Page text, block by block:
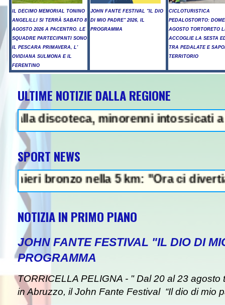
IL DECIMO MEMORIAL TONINO
ANGELILLI SI TERRÀ SABATO 8
AGOSTO 2026 A PACENTRO. LE
SQUADRE PARTECIPANTI SONO
IL PESCARA PRIMAVERA, L'
OVIDIANA SULMONA E IL
FERENTINO
JOHN FANTE FESTIVAL "IL DIO
DI MIO PADRE" 2026, IL
PROGRAMMA
CICLOTURISTICA
PEDALOSTORTO:
AGOSTO TORTORETO
ACCOGLIE LA SESTA
TRA PEDALATE E
TERRITORIO
ULTIME NOTIZIE DALLA REGIONE
minorenni intossicati a
SPORT NEWS
nella 5 km: "Ora ci divertiamo in
NOTIZIA IN PRIMO PIANO
JOHN FANTE FESTIVAL "IL DIO DI
PROGRAMMA
TORRICELLA PELIGNA - " Dal 20 al 23 agosto
in Abruzzo, il John Fante Festival “Il dio di mio
- Iran: "Raggiunto l'accordo